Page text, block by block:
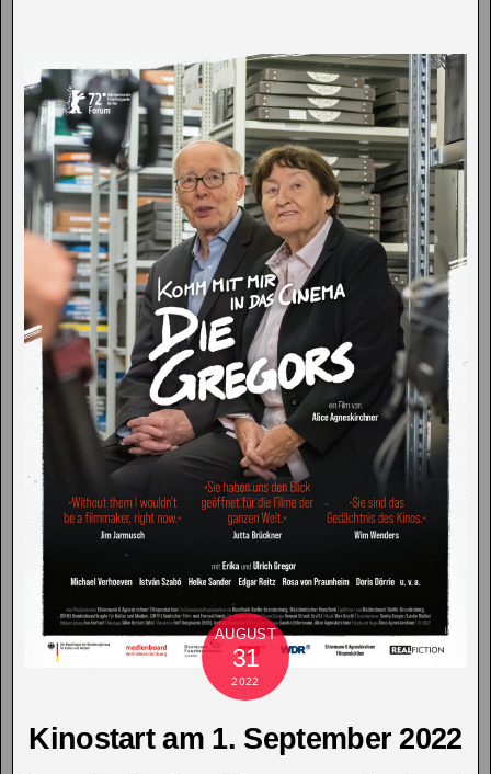
AUGUST
31
2022
Kinostart am 1. September 2022